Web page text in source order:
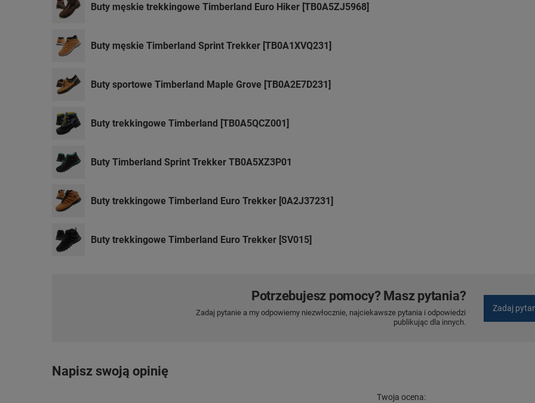
Buty męskie trekkingowe Timberland Euro Hiker [TB0A5ZJ5968]
Buty męskie Timberland Sprint Trekker [TB0A1XVQ231]
Buty sportowe Timberland Maple Grove [TB0A2E7D231]
Buty trekkingowe Timberland [TB0A5QCZ001]
Buty Timberland Sprint Trekker TB0A5XZ3P01
Buty trekkingowe Timberland Euro Trekker [0A2J37231]
Buty trekkingowe Timberland Euro Trekker [SV015]
Potrzebujesz pomocy? Masz pytania?
Zadaj pytanie a my odpowiemy niezwłocznie, najciekawsze pytania i odpowiedzi
publikując dla innych.
Zadaj
Napisz swoją opinię
Twoja ocena: